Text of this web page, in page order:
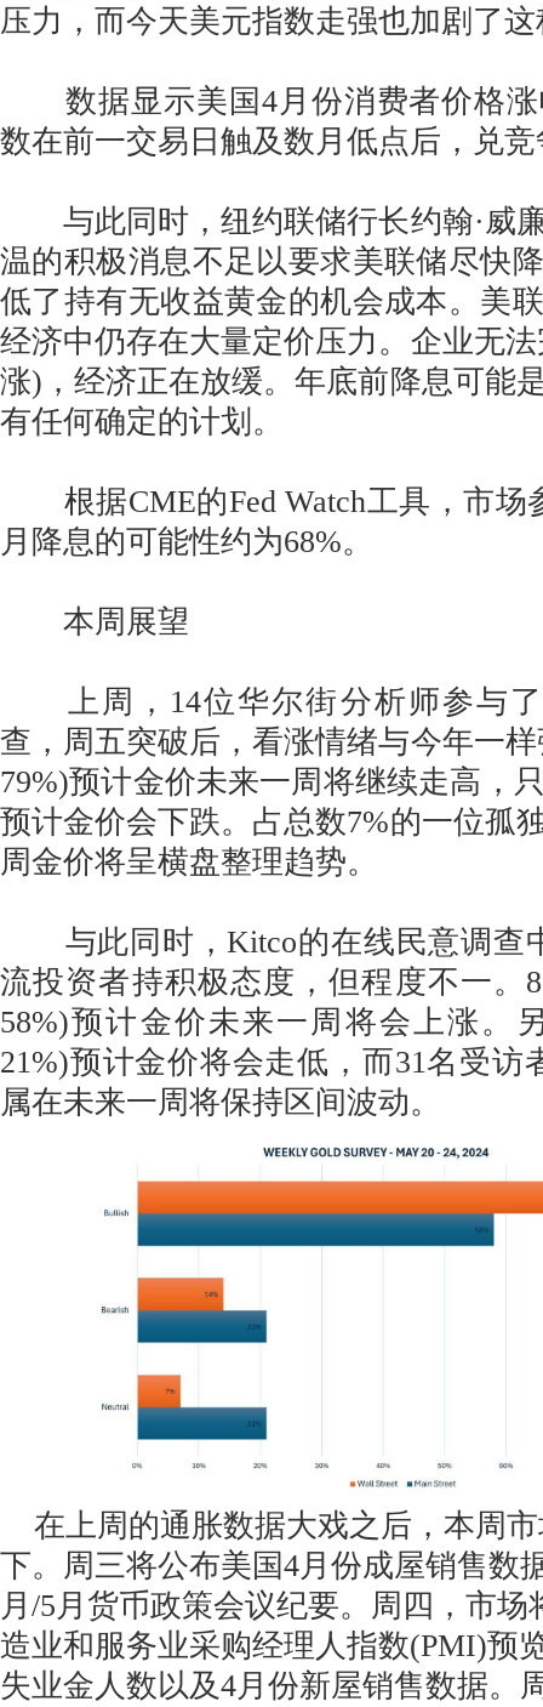
压力，而今天美元指数走强也加剧了
数据显示美国4月份消费者价格涨
数在前一交易日触及数月低点后，兑
与此同时，纽约联储行长约翰·威
温的积极消息不足以要求美联储尽快
低了持有无收益黄金的机会成本。美
经济中仍存在大量定价压力。企业无
涨)，经济正在放缓。年底前降息可能
有任何确定的计划。
根据CME的Fed Watch工具，市场
月降息的可能性约为68%。
本周展望
上周，14位华尔街分析师参与了
查，周五突破后，看涨情绪与今年一
79%)预计金价未来一周将继续走高，
预计金价会下跌。占总数7%的一位孤
周金价将呈横盘整理趋势。
与此同时，Kitco的在线民意调查
流投资者持积极态度，但程度不一。
58%)预计金价未来一周将会上涨。
21%)预计金价将会走低，而31名受访
属在未来一周将保持区间波动。
在上周的通胀数据大戏之后，本周
下。周三将公布美国4月份成屋销售数
月/5月货币政策会议纪要。周四，市场
造业和服务业采购经理人指数(PMI)预
失业金人数以及4月份新屋销售数据。